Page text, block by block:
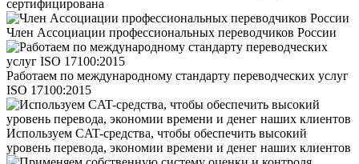
сертифицирована
Член Ассоциации профессиональных переводчиков России
Работаем по международному стандарту переводческих услуг
ISO 17100:2015
Используем CAT-средства, чтобы обеспечить высокий
уровень перевода, экономии времени и денег наших клиентов